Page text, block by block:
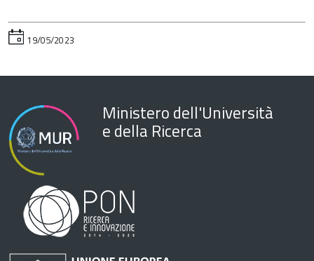
19/05/2023
Ministero dell'Università
e della Ricerca